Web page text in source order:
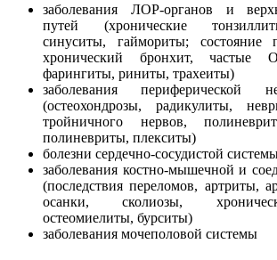
заболевания ЛОР-органов и
путей (хронические
синуситы, гаймориты; состояние
хронический бронхит, частые
фарингиты, риниты, трахеиты)
заболевания периферической
(остеохондрозы, радикулиты,
тройничного нервов,
полиневриты, плекситы)
болезни сердечно-сосудистой
заболевания костно-мышечной и
(последствия переломов, артриты,
осанки, сколиозы,
остеомиелиты, бурситы)
заболевания мочеполовой системы